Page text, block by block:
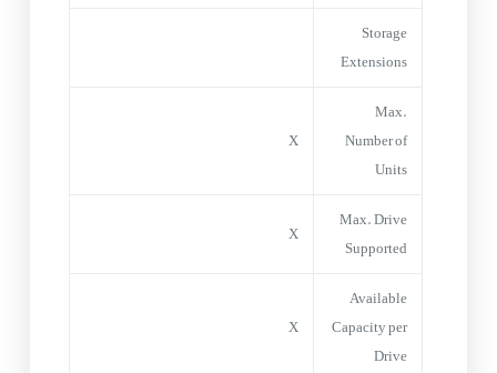
Storage
Extensions
Max.
Number of
Units
X
Max. Drive
Supported
X
Available
Capacity per
Drive
X